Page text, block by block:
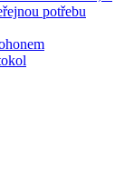
potřebu